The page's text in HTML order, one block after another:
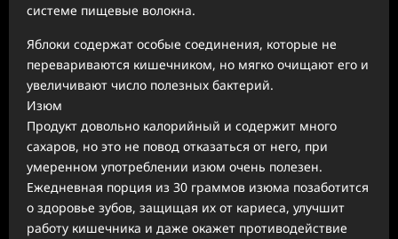
системе пищевые волокна.
Яблоки содержат особые соединения, которые не
перевариваются кишечником, но мягко очищают его и
увеличивают число полезных бактерий.
Изюм
Продукт довольно калорийный и содержит много
сахаров, но это не повод отказаться от него, при
умеренном употреблении изюм очень полезен.
Ежедневная порция из 30 граммов изюма позаботится
о здоровье зубов, защищая их от кариеса, улучшит
работу кишечника и даже окажет противодействие